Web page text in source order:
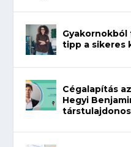
Gyakornokból
tipp a sikeres
Cégalapítás
Hegyi